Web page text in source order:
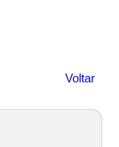
Voltar